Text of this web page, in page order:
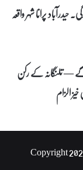
پرانا شہر واقعہ
گے — تلنگانہ کے رکن
الزام